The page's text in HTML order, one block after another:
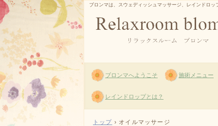
ブロンマは、スウェディッシュマッサージ、レインドロ
ブロンマへようこそ 施術メニュー
レインドロップとは？
トップ › オイルマッサージ